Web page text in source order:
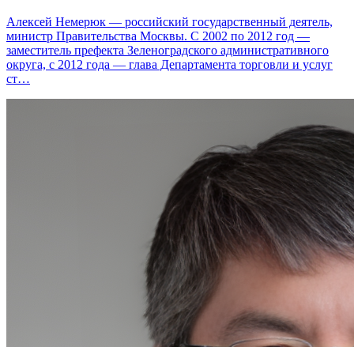
Алексей Немерюк — российский государственный деятель,
министр Правительства Москвы. С 2002 по 2012 год —
заместитель префекта Зеленоградского административного
округа, с 2012 года — глава Департамента торговли и услуг
ст…